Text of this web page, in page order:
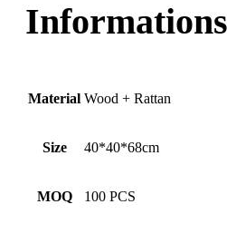
Material Wood + Rattan
Size 40*40*68cm
MOQ 100 PCS